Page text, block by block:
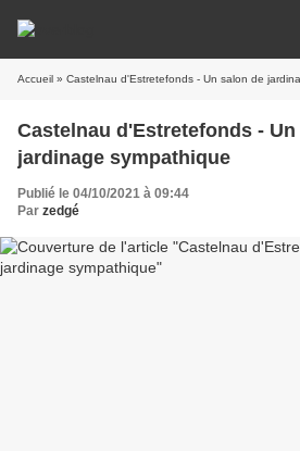
Accueil » Castelnau d'Estretefonds - Un salon de
Castelnau d'Estretefonds -
jardinage sympathique
Publié le 04/10/2021 à 09:44
Par zedgé